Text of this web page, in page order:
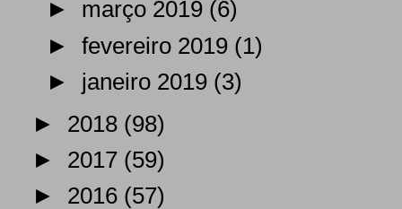
► março 2019 (6)
►fevereiro 2019 (1)
► janeiro 2019 (3)
► 2018 (98)
► 2017 (59)
► 2016 (57)